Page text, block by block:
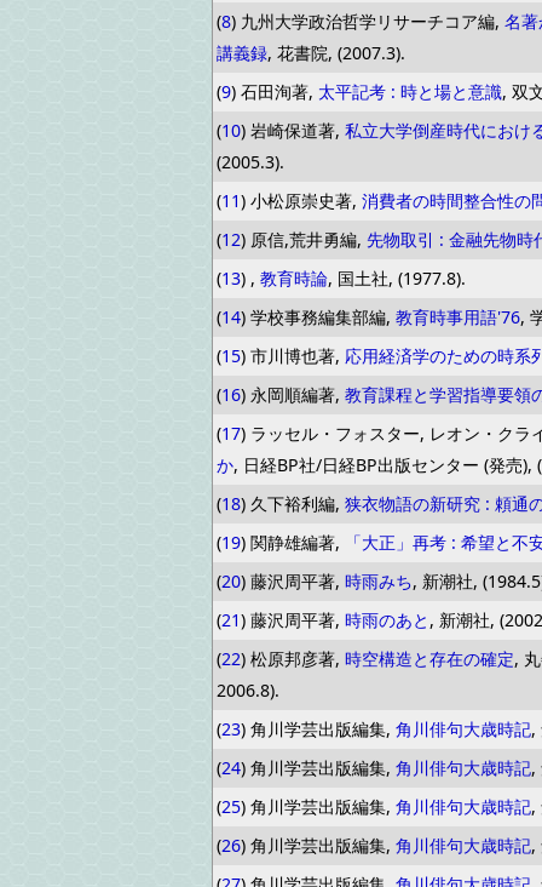
(8) 九州大学政治哲学リサーチコア編, 名
講義録, 花書院, (2007.3).
(9) 石田洵著, 太平記考 : 時と場と意識, 双
(10) 岩崎保道著, 私立大学倒産時代におけ
(2005.3).
(11) 小松原崇史著, 消費者の時間整合性の
(12) 原信,荒井勇編, 先物取引 : 金融先物時
(13) , 教育時論, 国土社, (1977.8).
(14) 学校事務編集部編, 教育時事用語'76,
(15) 市川博也著, 応用経済学のための時系
(16) 永岡順編著, 教育課程と学習指導要領
(17) ラッセル・フォスター, レオン・ク
か, 日経BP社/日経BP出版センター (発売),
(18) 久下裕利編, 狭衣物語の新研究 : 頼通
(19) 関静雄編著,
「大正」再考 : 希望と不
(20) 藤沢周平著, 時雨みち, 新潮社,
(21) 藤沢周平著, 時雨のあと , 新潮社,
(22) 松原邦彦著, 時空構造と存在の確定,
2006.8).
(23) 角川学芸出版編集, 角川俳句大歳時記,
(24) 角川学芸出版編集, 角川俳句大歳時記,
(25) 角川学芸出版編集, 角川俳句大歳時記,
(26) 角川学芸出版編集, 角川俳句大歳時記,